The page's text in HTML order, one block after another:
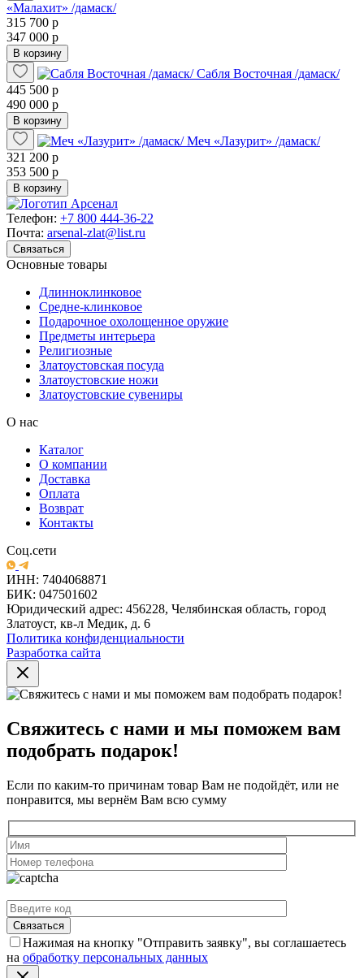
«Малахит» /дамаск/
315 700 р
347 000 р
В корзину
Сабля Восточная /дамаск/
445 500 р
490 000 р
В корзину
Меч «Лазурит» /дамаск/
321 200 р
353 500 р
В корзину
Телефон: +7 800 444-36-22
Почта: arsenal-zlat@list.ru
Связаться
Основные товары
Длинноклинковое
Средне-клинковое
Подарочное охолощенное оружие
Предметы интерьера
Религиозные
Златоустовская посуда
Златоустовские ножи
Златоустовские сувениры
О нас
Каталог
О компании
Доставка
Оплата
Возврат
Контакты
Соц.сети
ИНН: 7404068871
БИК: 047501602
Юридический адрес: 456228, Челябинская область, город
Златоуст, кв-л Медик, д. 6
Политика конфиденциальности
Разработка сайта
Свяжитесь с нами и мы поможем вам
подобрать подарок!
Если по каким-то причинам товар Вам не подойдёт, или не
понравится, мы вернём Вам всю сумму
Нажимая на кнопку "Отправить заявку", вы соглашаетесь
на обработку персональных данных